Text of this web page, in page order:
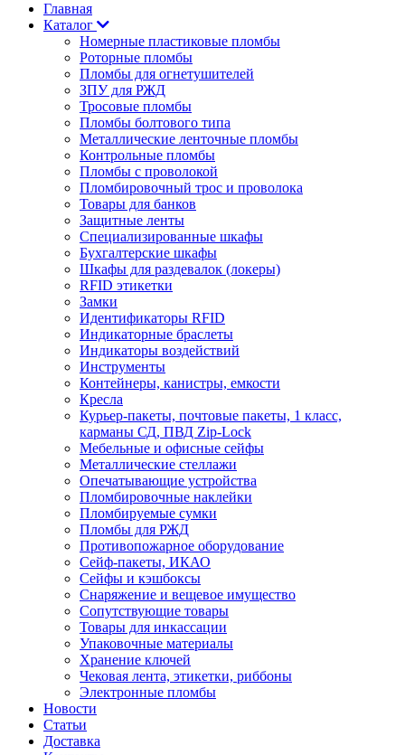
Главная
Каталог
Номерные пластиковые пломбы
Роторные пломбы
Пломбы для огнетушителей
ЗПУ для РЖД
Тросовые пломбы
Пломбы болтового типа
Металлические ленточные пломбы
Контрольные пломбы
Пломбы с проволокой
Пломбировочный трос и проволока
Товары для банков
Защитные ленты
Cпециализированные шкафы
Бухгалтерские шкафы
Шкафы для раздевалок (локеры)
RFID этикетки
Замки
Идентификаторы RFID
Индикаторные браслеты
Индикаторы воздействий
Инструменты
Контейнеры, канистры, емкости
Кресла
Курьер-пакеты, почтовые пакеты, 1 класс,
карманы СД, ПВД Zip-Lock
Мебельные и офисные сейфы
Металлические стеллажи
Опечатывающие устройства
Пломбировочные наклейки
Пломбируемые сумки
Пломбы для РЖД
Противопожарное оборудование
Сейф-пакеты, ИКАО
Сейфы и кэшбоксы
Снаряжение и вещевое имущество
Сопутствующие товары
Товары для инкассации
Упаковочные материалы
Хранение ключей
Чековая лента, этикетки, риббоны
Электронные пломбы
Новости
Статьи
Доставка